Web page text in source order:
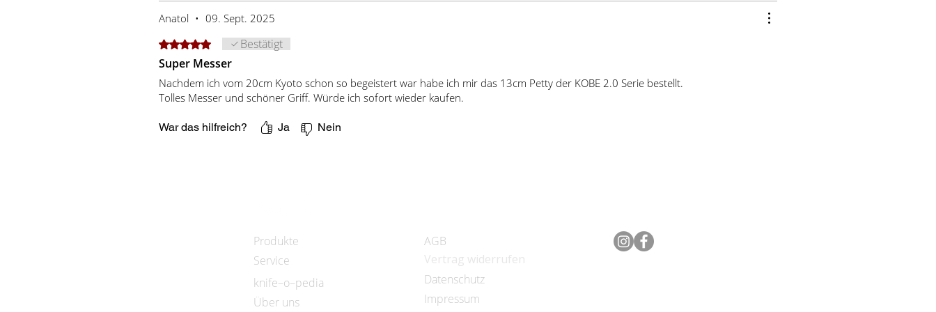
Anatol • 09. Sept. 2025
Mit 5 von 5 Sternen bewertet.
Bestätigt
Super Messer
Nachdem ich vom 20cm Kyoto schon so begeistert war habe ich mir das 13cm Petty der KOBE 2.0 Serie bestellt.
Tolles Messer und schöner Griff. Würde ich sofort wieder kaufen.
War das hilfreich? Ja Nein
Produkte
Service
knife–o–pedia
Über uns
AGB
​Vertrag widerrufen
Datenschutz
Impressum